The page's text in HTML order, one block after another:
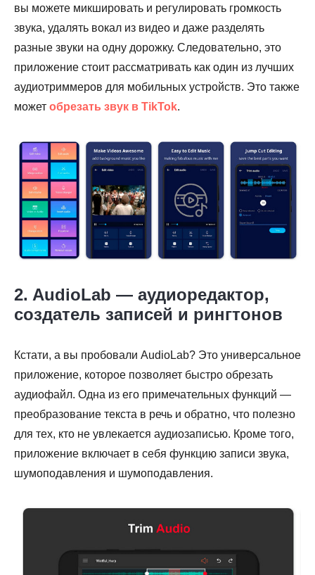
вы можете микшировать и регулировать громкость
звука, удалять вокал из видео и даже разделять
разные звуки на одну дорожку. Следовательно, это
приложение стоит рассматривать как один из лучших
аудиотриммеров для мобильных устройств. Это также
может обрезать звук в TikTok.
2. AudioLab — аудиоредактор,
создатель записей и рингтонов
Кстати, а вы пробовали AudioLab? Это универсальное
приложение, которое позволяет быстро обрезать
аудиофайл. Одна из его примечательных функций —
преобразование текста в речь и обратно, что полезно
для тех, кто не увлекается аудиозаписью. Кроме того,
приложение включает в себя функцию записи звука,
шумоподавления и шумоподавления.